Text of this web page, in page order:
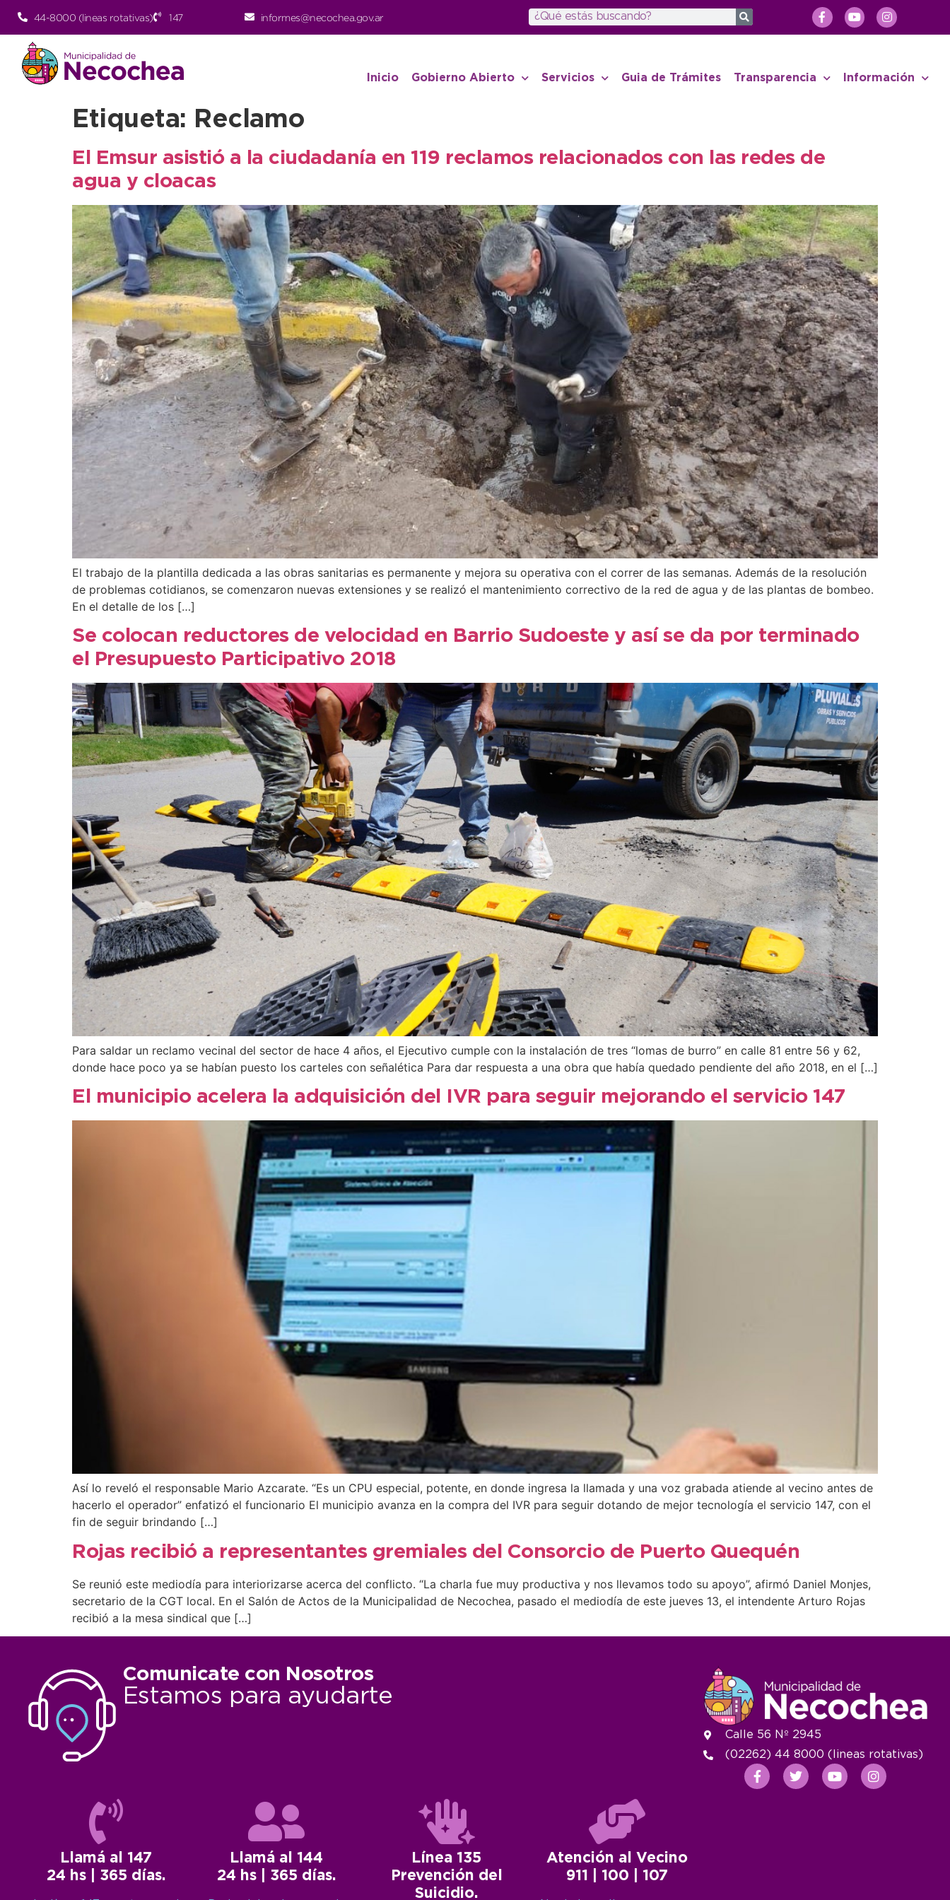
44-8000 (lineas rotativas) 147 informes@necochea.gov.ar
Inicio Gobierno Abierto Servicios Guia de Trámites Transparencia Información
Etiqueta: Reclamo
El Emsur asistió a la ciudadanía en 119 reclamos relacionados con las redes de
agua y cloacas
El trabajo de la plantilla dedicada a las obras sanitarias es permanente y mejora su operativa con el correr de las semanas. Además de la resolución
de problemas cotidianos, se comenzaron nuevas extensiones y se realizó el mantenimiento correctivo de la red de agua y de las plantas de bombeo.
En el detalle de los […]
Se colocan reductores de velocidad en Barrio Sudoeste y así se da por terminado
el Presupuesto Participativo 2018
Para saldar un reclamo vecinal del sector de hace 4 años, el Ejecutivo cumple con la instalación de tres “lomas de burro” en calle 81 entre 56 y 62,
donde hace poco ya se habían puesto los carteles con señalética Para dar respuesta a una obra que había quedado pendiente del año 2018, en el […]
El municipio acelera la adquisición del IVR para seguir mejorando el servicio 147
Así lo reveló el responsable Mario Azcarate. “Es un CPU especial, potente, en donde ingresa la llamada y una voz grabada atiende al vecino antes de
hacerlo el operador” enfatizó el funcionario El municipio avanza en la compra del IVR para seguir dotando de mejor tecnología el servicio 147, con el
fin de seguir brindando […]
Rojas recibió a representantes gremiales del Consorcio de Puerto Quequén
Se reunió este mediodía para interiorizarse acerca del conflicto. “La charla fue muy productiva y nos llevamos todo su apoyo”, afirmó Daniel Monjes,
secretario de la CGT local. En el Salón de Actos de la Municipalidad de Necochea, pasado el mediodía de este jueves 13, el intendente Arturo Rojas
recibió a la mesa sindical que […]
Comunicate con Nosotros
Estamos para ayudarte
Llamá al 147
24 hs | 365 días.
Llamá al 144
24 hs | 365 días.
Línea 135
Prevención del
Suicidio.
Atención al Vecino
911 | 100 | 107
Calle 56 Nº 2945
(02262) 44 8000 (lineas rotativas)